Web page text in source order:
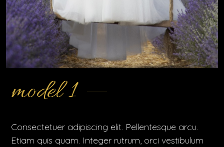
model 1
Consectetuer adipiscing elit. Pellentesque arcu.
Etiam quis quam. Integer rutrum, orci vestibulum